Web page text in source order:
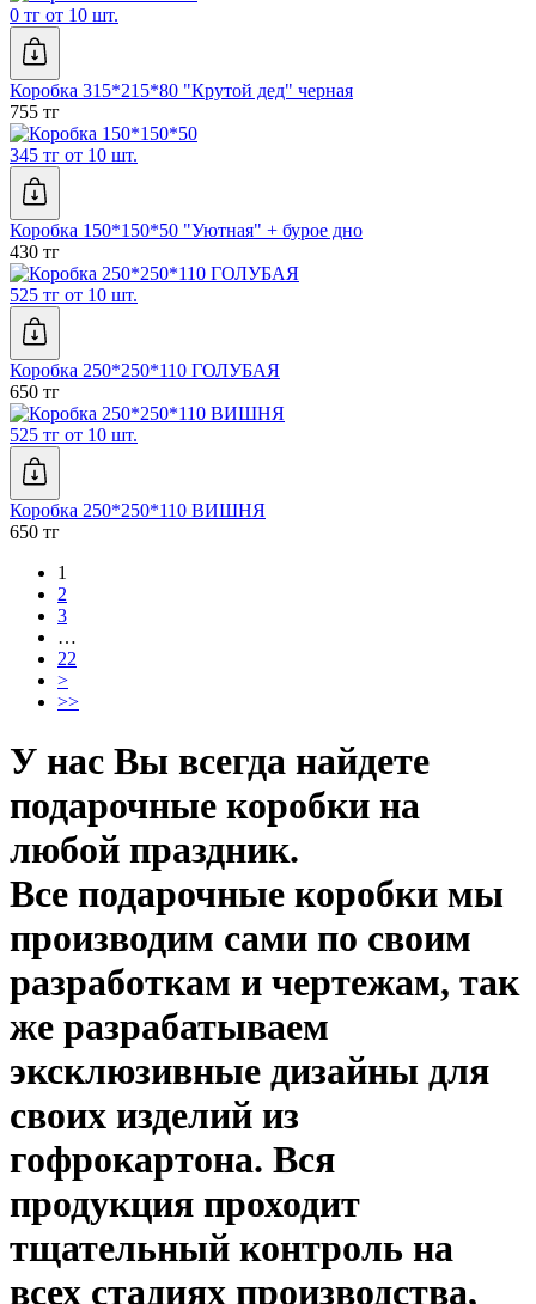
0 тг от 10 шт.
Коробка 315*215*80 "Крутой дед" черная
755 тг
345 тг от 10 шт.
Коробка 150*150*50 "Уютная" + бурое дно
430 тг
525 тг от 10 шт.
Коробка 250*250*110 ГОЛУБАЯ
650 тг
525 тг от 10 шт.
Коробка 250*250*110 ВИШНЯ
650 тг
1
2
3
…
22
>
>>
У нас Вы всегда найдете
подарочные коробки на
любой праздник.
Все подарочные коробки мы
производим сами по своим
разработкам и чертежам, так
же разрабатываем
эксклюзивные дизайны для
своих изделий из
гофрокартона. Вся
продукция проходит
тщательный контроль на
всех стадиях производства,